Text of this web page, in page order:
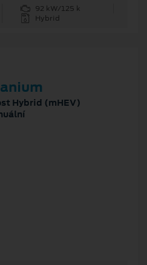
92 kW/125 k
Hybrid
Hybrid (mHEV)